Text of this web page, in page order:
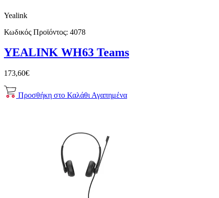
Yealink
Κωδικός Προϊόντος: 4078
YEALINK WH63 Teams
173,60€
Προσθήκη στο Καλάθι Αγαπημένα